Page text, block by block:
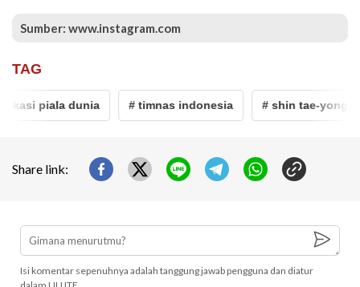
Sumber: www.instagram.com
TAG
piala dunia # timnas indonesia # shin tae-yong
Share link:
Isi komentar sepenuhnya adalah tanggung jawab pengguna dan diatur